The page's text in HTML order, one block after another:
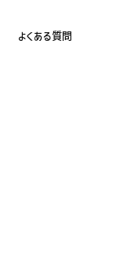
よくある質問